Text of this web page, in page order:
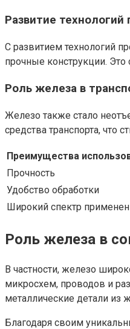
Развитие технологий
С развитием технологий
прочные конструкции.
Роль железа в
Железо также стало
средства транспорта, что
Преимущества
Прочность
Удобство обработки
Широкий спектр
Роль железа в
В частности, железо
микросхем, проводов и
металлические детали из
Благодаря своим